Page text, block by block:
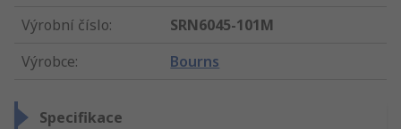
Výrobní číslo:
SRN6045-101M
Výrobce: Bourns
Specifikace